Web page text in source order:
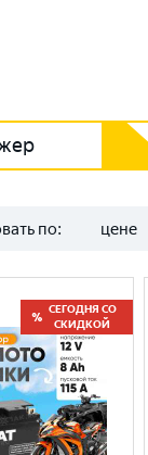
по: цене
СЕГОДНЯ СО
СКИДКОЙ